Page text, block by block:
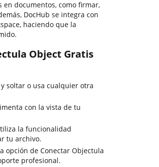
documentos, como firmar,
DocHub se integra con
haciendo que la
Object Gratis
soltar o usa cualquier otra
con la vista de tu
la funcionalidad
tu archivo.
opción de Conectar Objectula
profesional.